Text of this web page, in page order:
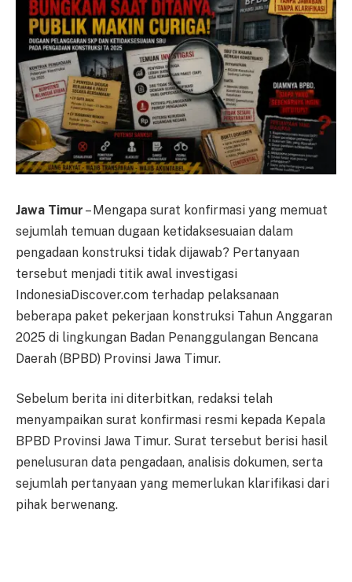
Jawa Timur – Mengapa surat konfirmasi yang memuat
sejumlah temuan dugaan ketidaksesuaian dalam
pengadaan konstruksi tidak dijawab? Pertanyaan
tersebut menjadi titik awal investigasi
IndonesiaDiscover.com terhadap pelaksanaan
beberapa paket pekerjaan konstruksi Tahun Anggaran
2025 di lingkungan Badan Penanggulangan Bencana
Daerah (BPBD) Provinsi Jawa Timur.
Sebelum berita ini diterbitkan, redaksi telah
menyampaikan surat konfirmasi resmi kepada Kepala
BPBD Provinsi Jawa Timur. Surat tersebut berisi hasil
penelusuran data pengadaan, analisis dokumen, serta
sejumlah pertanyaan yang memerlukan klarifikasi dari
pihak berwenang.